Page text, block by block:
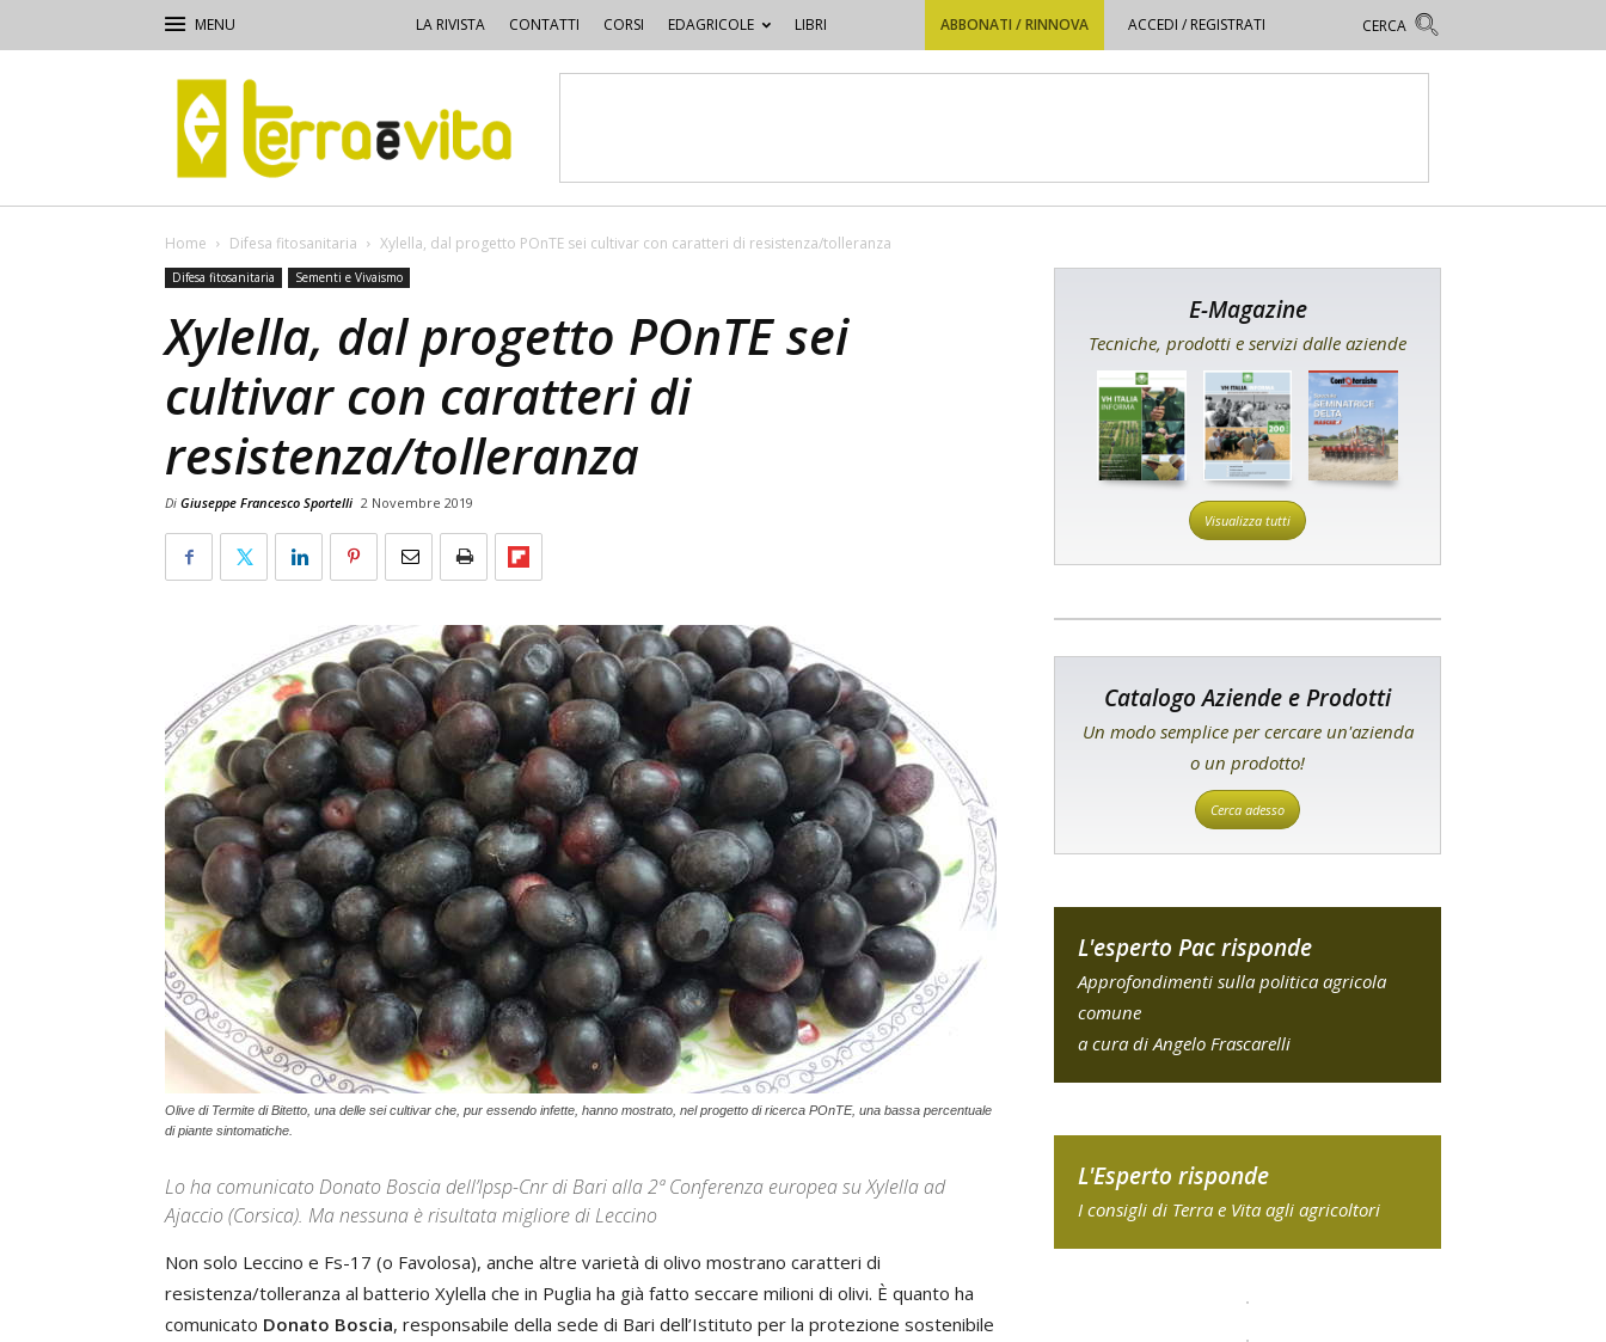
LA RIVISTA CONTATTI CORSI EDAGRICOLE LIBRI ABBONATI / RINNOVA ACCEDI / REGISTRATI
Terra
e
Vita
Home Difesa fitosanitaria Xylella, dal progetto POnTE sei cultivar con caratteri di resistenza/tolleranza
Difesa fitosanitaria Sementi e Vivaismo
Xylella, dal progetto POnTE sei
cultivar con caratteri di
resistenza/tolleranza
Di Giuseppe Francesco Sportelli 2 Novembre 2019
Olive di Termite di Bitetto, una delle sei cultivar che, pur essendo infette, hanno mostrato, nel progetto di ricerca POnTE, una bassa percentuale
di piante sintomatiche.
Lo ha comunicato Donato Boscia dell’Ipsp-Cnr di Bari alla 2ª Conferenza europea su Xylella ad
Ajaccio (Corsica). Ma nessuna è risultata migliore di Leccino
Non solo Leccino e Fs-17 (o Favolosa), anche altre varietà di olivo mostrano caratteri di
resistenza/tolleranza al batterio Xylella che in Puglia ha già fatto seccare milioni di olivi. È quanto ha
comunicato Donato Boscia, responsabile della sede di Bari dell’Istituto per la protezione sostenibile
E-Magazine
Tecniche, prodotti e servizi dalle aziende
Visualizza tutti
Catalogo Aziende e Prodotti
Un modo semplice per cercare un'azienda
o un prodotto!
Cerca adesso
L'esperto Pac risponde
Approfondimenti sulla politica agricola
comune
a cura di Angelo Frascarelli
L'Esperto risponde
I consigli di Terra e Vita agli agricoltori